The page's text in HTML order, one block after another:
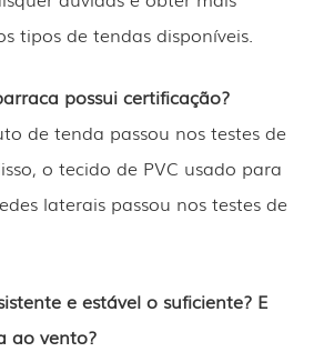
tipos de tendas disponíveis.
possui certificação?
de tenda passou nos testes de
o tecido de PVC usado para
laterais passou nos testes de
e estável o suficiente? E
ao vento?